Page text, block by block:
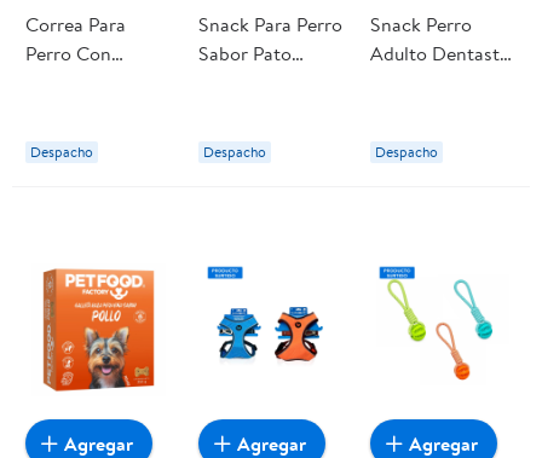
Correa Para
Perro Con
Despacho
Snack Para Perro
Sabor Pato
Despacho
Snack Perro
Adulto Dentastix
Pedigree
Despacho
Agregar Agregar Agregar